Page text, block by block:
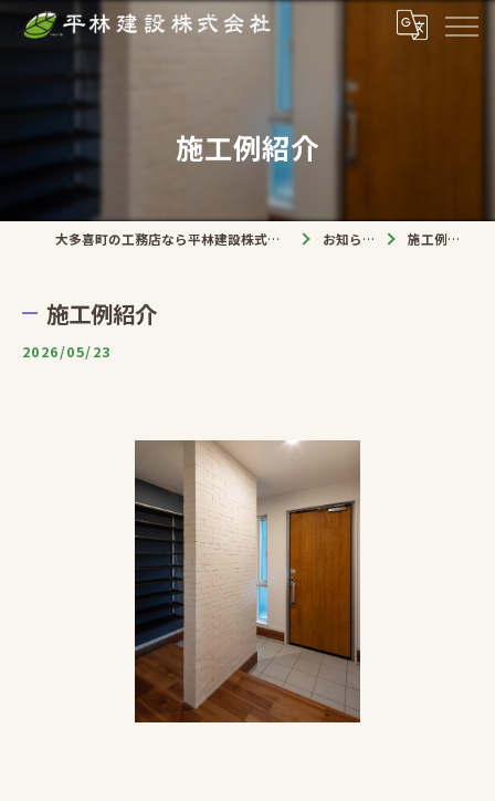
施工例紹介
大多喜町の工務店なら平林建設株式会社 お知らせ 施工例紹介
施工例紹介
2026/05/23